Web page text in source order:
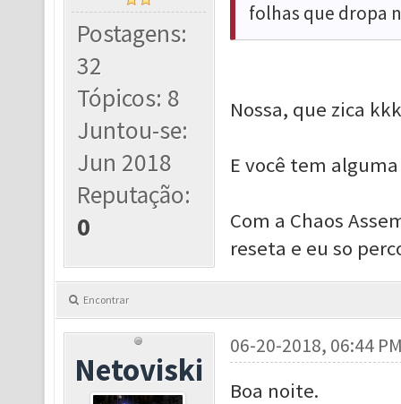
Postagens:
32
Tópicos: 8
Juntou-se:
Jun 2018
Reputação:
0
folhas que dropa
Nossa, que zica kkk
E você tem
Com a Chaos
reseta e eu so
Encontrar
Netoviski
06-20-2018, 06:44
Boa noite.